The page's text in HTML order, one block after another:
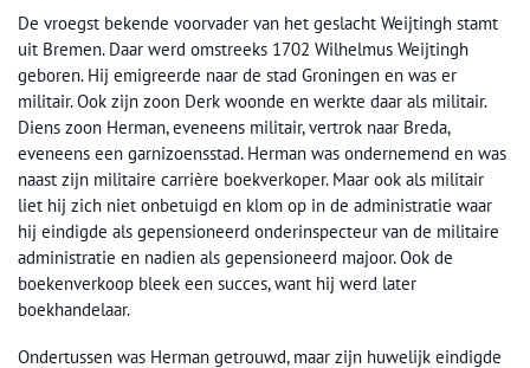
De vroegst bekende voorvader van het geslacht Weijtingh stamt
uit Bremen. Daar werd omstreeks 1702 Wilhelmus Weijtingh
geboren. Hij emigreerde naar de stad Groningen en was er
militair. Ook zijn zoon Derk woonde en werkte daar als militair.
Diens zoon Herman, eveneens militair, vertrok naar Breda,
eveneens een garnizoensstad. Herman was ondernemend en was
naast zijn militaire carrière boekverkoper. Maar ook als militair
liet hij zich niet onbetuigd en klom op in de administratie waar
hij eindigde als gepensioneerd onderinspecteur van de militaire
administratie en nadien als gepensioneerd majoor. Ook de
boekenverkoop bleek een succes, want hij werd later
boekhandelaar.
Ondertussen was Herman getrouwd, maar zijn huwelijk eindigde